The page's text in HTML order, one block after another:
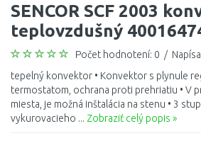
SENCOR SCF 2003
teplovzdušný
Počet hodnotení: 0 /
tepelný konvektor • Konvektor s plynule
termostatom, ochrana proti prehriatiu • V
miesta, je možná inštalácia na stenu • 3
vykurovacieho ... Zobraziť celý popis »